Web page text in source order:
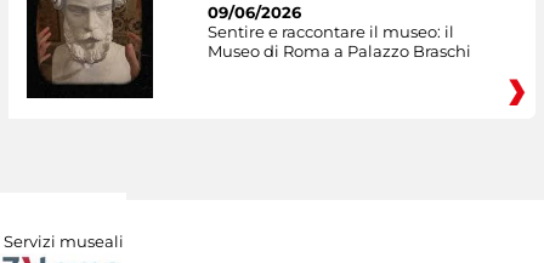
09/06/2026
Sentire e raccontare il museo: il
Museo di Roma a Palazzo Braschi
Servizi museali